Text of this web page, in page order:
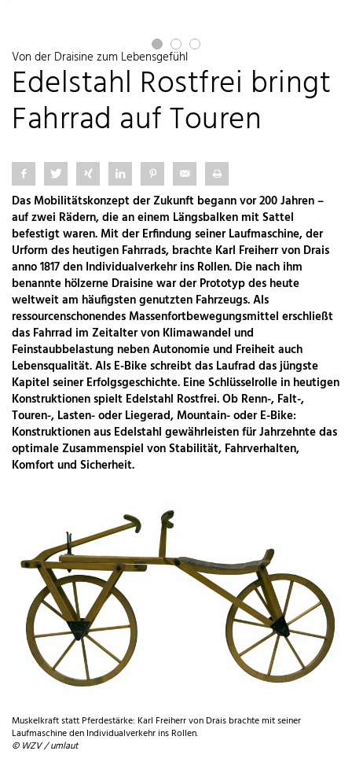
Von der Draisine zum Lebensgefühl
Edelstahl Rostfrei bringt
Fahrrad auf Touren
Das Mobilitätskonzept der Zukunft begann vor 200 Jahren –
auf zwei Rädern, die an einem Längsbalken mit Sattel
befestigt waren. Mit der Erfindung seiner Laufmaschine, der
Urform des heutigen Fahrrads, brachte Karl Freiherr von Drais
anno 1817 den Individualverkehr ins Rollen. Die nach ihm
benannte hölzerne Draisine war der Prototyp des heute
weltweit am häufigsten genutzten Fahrzeugs. Als
ressourcenschonendes Massenfortbewegungsmittel erschließt
das Fahrrad im Zeitalter von Klimawandel und
Feinstaubbelastung neben Autonomie und Freiheit auch
Lebensqualität. Als E-Bike schreibt das Laufrad das jüngste
Kapitel seiner Erfolgsgeschichte. Eine Schlüsselrolle in heutigen
Konstruktionen spielt Edelstahl Rostfrei. Ob Renn-, Falt-,
Touren-, Lasten- oder Liegerad, Mountain- oder E-Bike:
Konstruktionen aus Edelstahl gewährleisten für Jahrzehnte das
optimale Zusammenspiel von Stabilität, Fahrverhalten,
Komfort und Sicherheit.
Muskelkraft statt Pferdestärke: Karl Freiherr von Drais brachte mit seiner
Laufmaschine den Individualverkehr ins Rollen.
© WZV / umlaut